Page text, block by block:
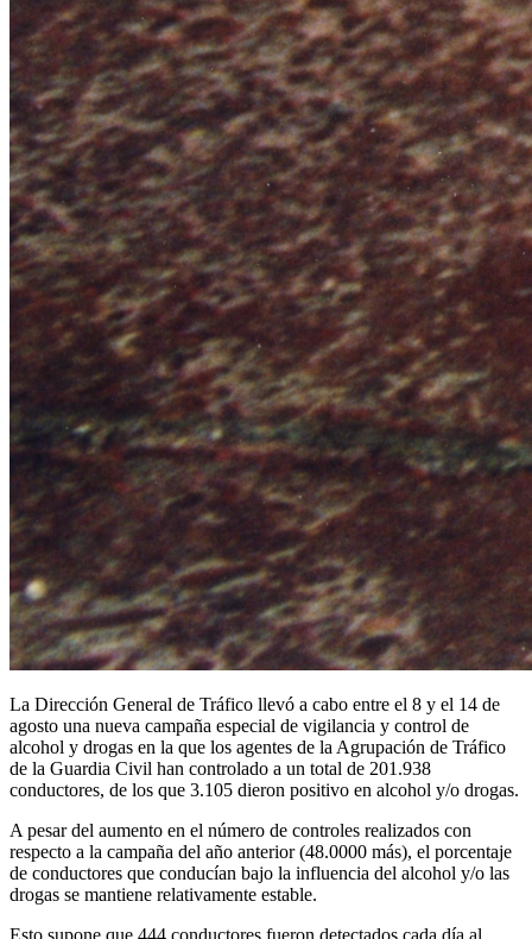
La Dirección General de Tráfico llevó a cabo entre el 8 y el 14 de
agosto una nueva campaña especial de vigilancia y control de
alcohol y drogas en la que los agentes de la Agrupación de Tráfico
de la Guardia Civil han controlado a un total de 201.938
conductores, de los que 3.105 dieron positivo en alcohol y/o drogas.
A pesar del aumento en el número de controles realizados con
respecto a la campaña del año anterior (48.0000 más), el porcentaje
de conductores que conducían bajo la influencia del alcohol y/o las
drogas se mantiene relativamente estable.
Esto supone que 444 conductores fueron detectados cada día al